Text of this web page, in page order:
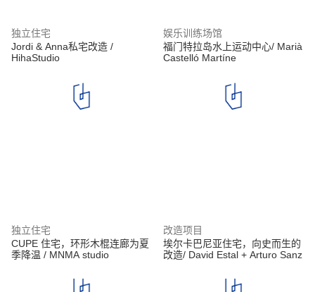
独立住宅
Jordi & Anna私宅改造 /
HihaStudio
娱乐训练场馆
福门特拉岛水上运动中心/ Marià
Castelló Martíne
独立住宅
CUPE 住宅，环形木棍连廊为夏
季降温 / MNMA studio
改造项目
埃尔卡巴尼亚住宅，向史而生的
改造/ David Estal + Arturo Sanz